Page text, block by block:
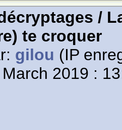
/
te croquer
gilou (IP
2019 :